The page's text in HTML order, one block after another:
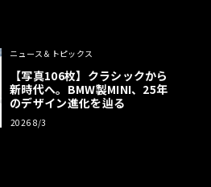
ニュース＆トピックス
【写真106枚】クラシックから
新時代へ。BMW製MINI、25年
のデザイン進化を辿る
2026 8/3